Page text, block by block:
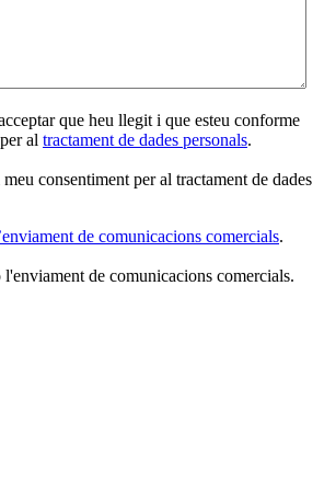
que heu llegit i que esteu conforme
al tractament de dades personals.
consentiment per al tractament de dades
de comunicacions comercials.
de comunicacions comercials.